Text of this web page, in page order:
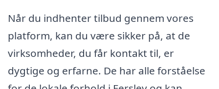
Når du indhenter tilbud gennem vores
platform, kan du være sikker på, at de
virksomheder, du får kontakt til, er
dygtige og erfarne. De har alle forståelse